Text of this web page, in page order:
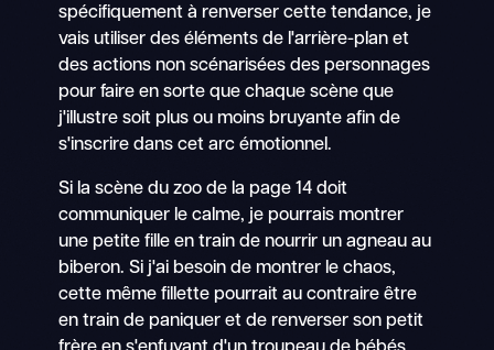
spécifiquement à renverser cette tendance, je
vais utiliser des éléments de l'arrière-plan et
des actions non scénarisées des personnages
pour faire en sorte que chaque scène que
j'illustre soit plus ou moins bruyante afin de
s'inscrire dans cet arc émotionnel.
Si la scène du zoo de la page 14 doit
communiquer le calme, je pourrais montrer
une petite fille en train de nourrir un agneau au
biberon. Si j'ai besoin de montrer le chaos,
cette même fillette pourrait au contraire être
en train de paniquer et de renverser son petit